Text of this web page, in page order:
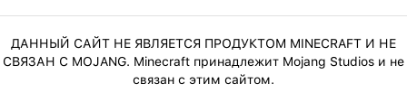
ДАННЫЙ САЙТ НЕ ЯВЛЯЕТСЯ ПРОДУКТОМ MINECRAFT И НЕ
СВЯЗАН С MOJANG. Minecraft принадлежит Mojang Studios и не
связан с этим сайтом.